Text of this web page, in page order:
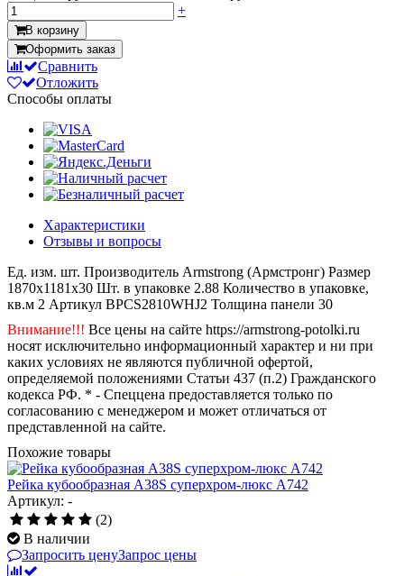
+
В корзину
Оформить заказ
Сравнить
Отложить
Способы оплаты
Характеристики
Отзывы и вопросы
Ед. изм. шт. Производитель Armstrong (Армстронг) Размер
1870х1181х30 Шт. в упаковке 2.88 Количество в упаковке,
кв.м 2 Артикул BPCS2810WHJ2 Толщина панели 30
Внимание!!! Все цены на сайте https://armstrong-potolki.ru
носят исключительно информационный характер и ни при
каких условиях не являются публичной офертой,
определяемой положениями Статьи 437 (п.2) Гражданского
кодекса РФ. * - Спеццена предоставляется только по
согласованию с менеджером и может отличаться от
представленной на сайте.
Похожие товары
Рейка кубообразная A38S суперхром-люкс А742
Артикул: -
(2)
В наличии
Запросить ценуЗапрос цены